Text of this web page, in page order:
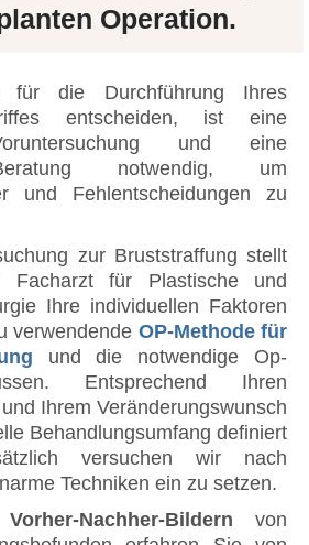
Operation.
die Durchführung Ihres
entscheiden, ist eine
und eine
notwendig, um
und Fehlentscheidungen zu
zur Bruststraffung stellt
Facharzt für Plastische und
Ihre individuellen Faktoren
verwendende OP-Methode für
und die notwendige Op-
Entsprechend Ihren
Ihrem Veränderungswunsch
Behandlungsumfang definiert
versuchen wir nach
Techniken ein zu setzen.
Vorher-Nachher-Bildern von